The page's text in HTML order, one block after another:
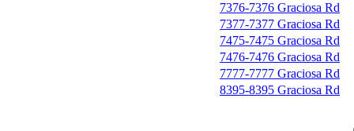
7376-7376 Graciosa Rd
7377-7377 Graciosa Rd
7475-7475 Graciosa Rd
7476-7476 Graciosa Rd
7777-7777 Graciosa Rd
8395-8395 Graciosa Rd